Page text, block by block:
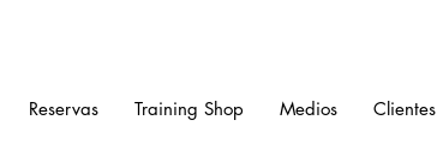
Reservas Training Shop Medios Clientes